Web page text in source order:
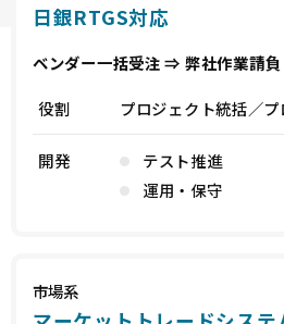
日銀RTGS対応
ベンダー一括受注 ⇒ 弊社作業請負
役割
プロジェクト統括／
開発
テスト推進
運用・保守
市場系